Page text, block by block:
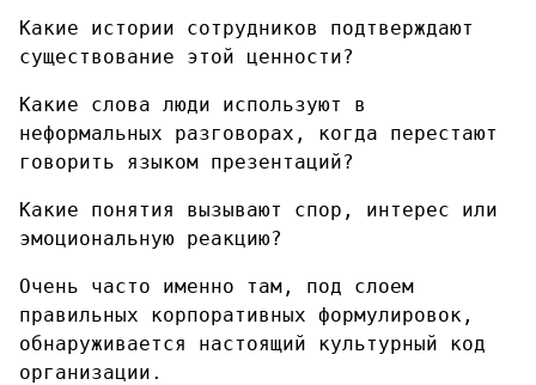
Какие истории сотрудников подтверждают
существование этой ценности?
Какие слова люди используют в
неформальных разговорах, когда перестают
говорить языком презентаций?
Какие понятия вызывают спор, интерес или
эмоциональную реакцию?
Очень часто именно там, под слоем
правильных корпоративных формулировок,
обнаруживается настоящий культурный код
организации.